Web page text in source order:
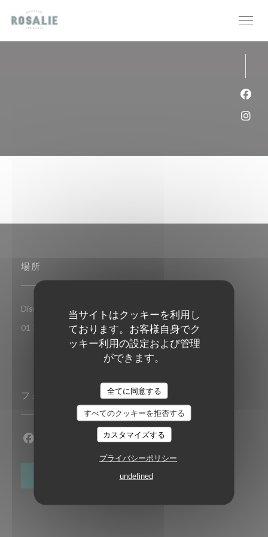
クッキー利用の管理について
当サイトはクッキーを利用し
ております。お客様自身でク
ッキー利用の設定および管理
ができます。
全てに同意する
すべてのクッキーを拒否する
カスタマイズする
プライバシーポリシー
undefined
場所
Disney Village 77700 Chessy
((新しいウィンドウで開きます))
01 77 37 89 14
フォローしてください